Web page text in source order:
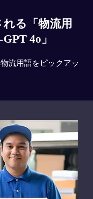
る「物流用
4o」
流用語をピックアッ